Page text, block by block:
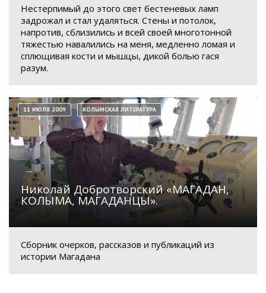
Нестерпимый до этого свет бестеневых ламп
задрожал и стал удаляться. Стены и потолок,
напротив, сблизились и всей своей многотонной
тяжестью навалились на меня, медленно ломая и
сплющивая кости и мышцы, дикой болью гася
разум.
Николай Добротворский «МАГАДАН,
КОЛЫМА, МАГАДАНЦЫ».
11 ИЮЛЯ 2009 КОЛЫМСКАЯ ЛИТЕРАТУРА
Сборник очерков, рассказов и публикаций из
истории Магадана